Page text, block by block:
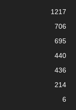
1217
706
695
440
436
214
6